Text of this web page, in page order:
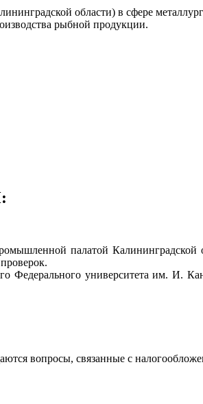
области) в сфере
рыбной продукции.
палатой
Федерального университета им. И.
вопросы, связанные с